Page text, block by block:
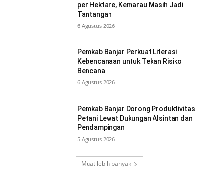
per Hektare, Kemarau Masih Jadi
Tantangan
6 Agustus 2026
Pemkab Banjar Perkuat Literasi
Kebencanaan untuk Tekan Risiko
Bencana
6 Agustus 2026
Pemkab Banjar Dorong Produktivitas
Petani Lewat Dukungan Alsintan dan
Pendampingan
5 Agustus 2026
Muat lebih banyak